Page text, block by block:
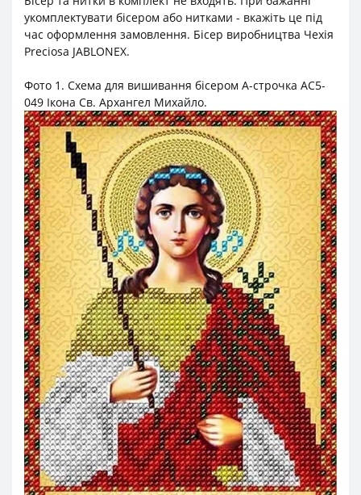
укомплектувати бісером або нитками - вкажіть це під
час оформлення замовлення. Бісер виробництва Чехія
Preciosa JABLONEX.
Фото 1. Схема для вишивання бісером А-строчка АС5-
049 Ікона Св. Архангел Михайло.